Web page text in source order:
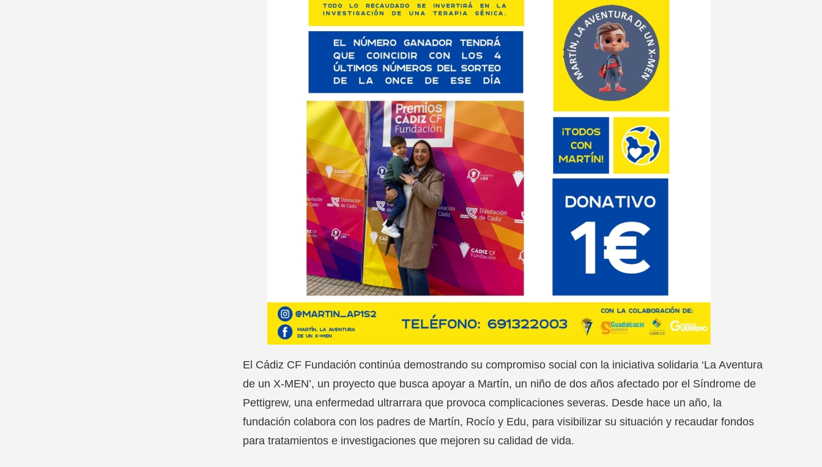
El Cádiz CF Fundación continúa demostrando su compromiso social con la iniciativa solidaria ‘La Aventura
de un X-MEN’, un proyecto que busca apoyar a Martín, un niño de dos años afectado por el Síndrome de
Pettigrew, una enfermedad ultrarrara que provoca complicaciones severas. Desde hace un año, la
fundación colabora con los padres de Martín, Rocío y Edu, para visibilizar su situación y recaudar fondos
para tratamientos e investigaciones que mejoren su calidad de vida.